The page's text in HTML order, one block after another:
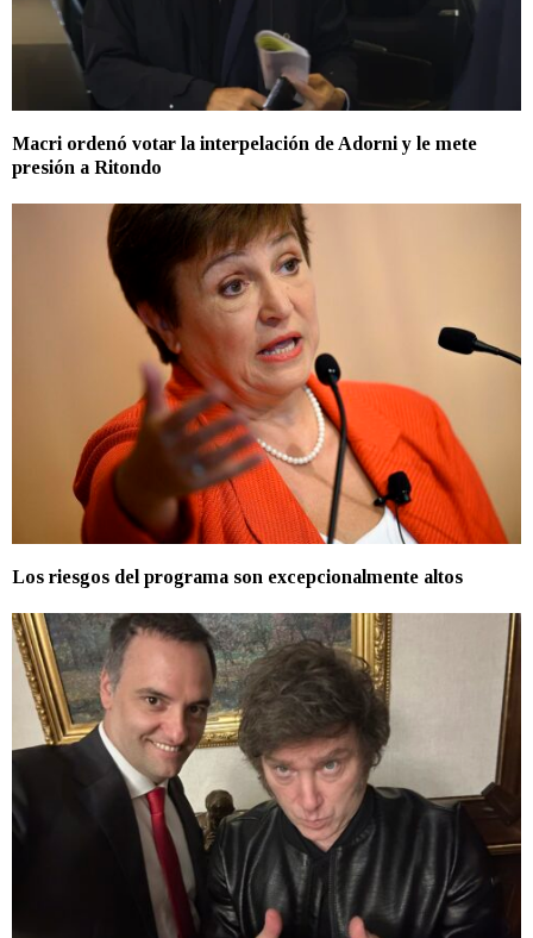
Macri ordenó votar la interpelación de Adorni y le mete
presión a Ritondo
Los riesgos del programa son excepcionalmente altos